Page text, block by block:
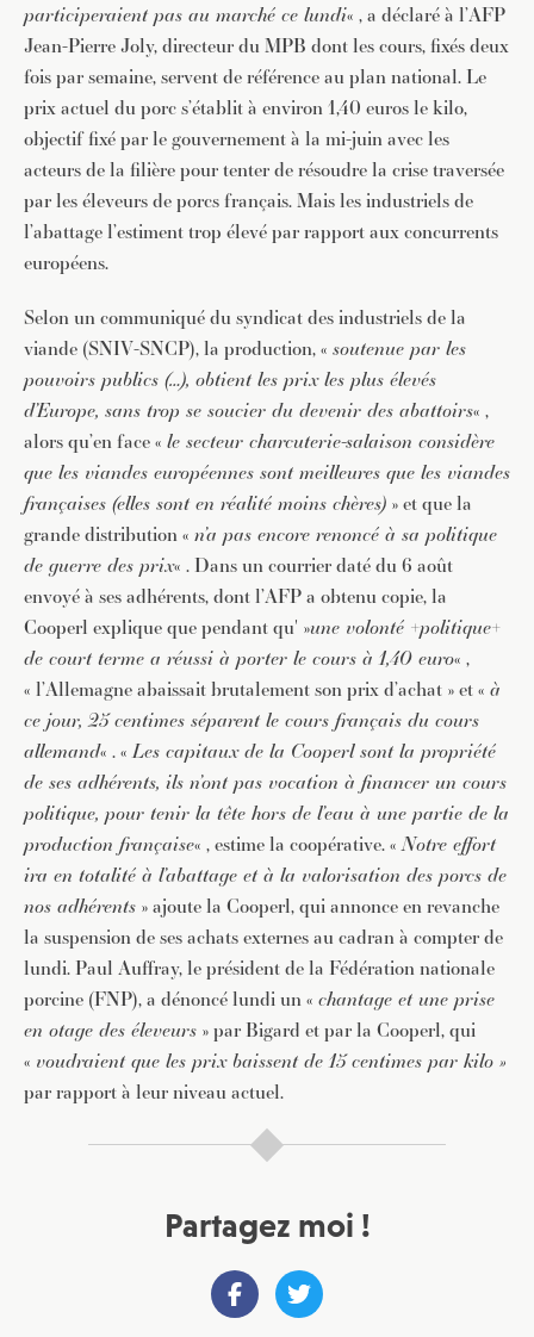
participeraient pas au marché ce lundi« , a déclaré à l’AFP
Jean-Pierre Joly, directeur du MPB dont les cours, fixés deux
fois par semaine, servent de référence au plan national. Le
prix actuel du porc s’établit à environ 1,40 euros le kilo,
objectif fixé par le gouvernement à la mi-juin avec les
acteurs de la filière pour tenter de résoudre la crise traversée
par les éleveurs de porcs français. Mais les industriels de
l’abattage l’estiment trop élevé par rapport aux concurrents
européens.
Selon un communiqué du syndicat des industriels de la
viande (SNIV-SNCP), la production, « soutenue par les
pouvoirs publics (…), obtient les prix les plus élevés
d’Europe, sans trop se soucier du devenir des abattoirs« ,
alors qu’en face « le secteur charcuterie-salaison considère
que les viandes européennes sont meilleures que les viandes
françaises (elles sont en réalité moins chères) » et que la
grande distribution « n’a pas encore renoncé à sa politique
de guerre des prix« . Dans un courrier daté du 6 août
envoyé à ses adhérents, dont l’AFP a obtenu copie, la
Cooperl explique que pendant qu' »une volonté +politique+
de court terme a réussi à porter le cours à 1,40 euro« ,
« l’Allemagne abaissait brutalement son prix d’achat » et « à
ce jour, 25 centimes séparent le cours français du cours
allemand« . «Les capitaux de la Cooperl sont la propriété
de ses adhérents, ils n’ont pas vocation à financer un cours
politique, pour tenir la tête hors de l’eau à une partie de la
production française« , estime la coopérative. «Notre effort
ira en totalité à l’abattage et à la valorisation des porcs de
nos adhérents » ajoute la Cooperl, qui annonce en revanche
la suspension de ses achats externes au cadran à compter de
lundi. Paul Auffray, le président de la Fédération nationale
porcine (FNP), a dénoncé lundi un « chantage et une prise
en otage des éleveurs » par Bigard et par la Cooperl, qui
« voudraient que les prix baissent de 15 centimes par kilo »
par rapport à leur niveau actuel.
Partagez moi !